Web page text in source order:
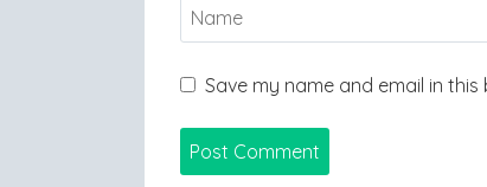
Save my name and email in